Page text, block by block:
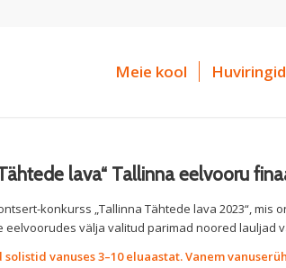
Meie kool Huviringid
lava“ Tallinna eelvooru
konkurss „Tallinna Tähtede lava 2023“, mis
välja valitud parimad noored lauljad
vanuses 3–10 eluaastat. Vanem